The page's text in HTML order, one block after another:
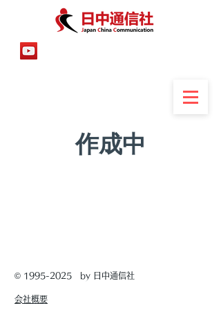
​作成中
© 1995-2025 by 日中通信社
​会社概要